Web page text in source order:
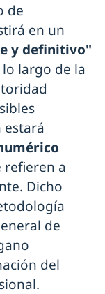
de
en un
y definitivo"
largo de la
estará
refieren a
Dicho
de
del